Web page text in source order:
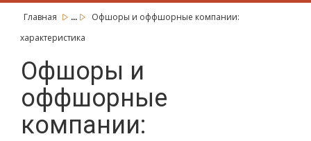
Главная ...
Офшоры и оффшорные компании:
характеристика
Офшоры и
оффшорные
компании: